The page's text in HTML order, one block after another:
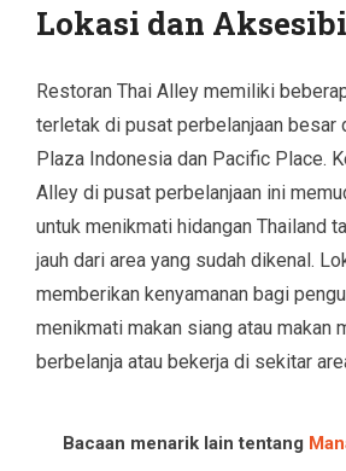
Lokasi dan
Restoran Thai Alley memiliki
terletak di pusat perbelanjaan besar
Plaza Indonesia dan Pacific Place.
Alley di pusat perbelanjaan ini
untuk menikmati hidangan Thailand
jauh dari area yang sudah dikenal.
memberikan kenyamanan bagi
menikmati makan siang atau makan
berbelanja atau bekerja di sekitar
Bacaan menarik lain tentang